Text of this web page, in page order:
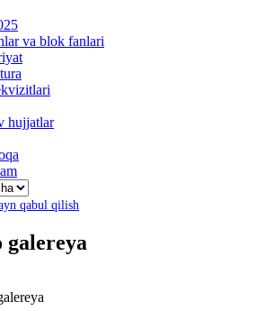
va blok fanlari
hujjatlar
qabul qilish
galereya